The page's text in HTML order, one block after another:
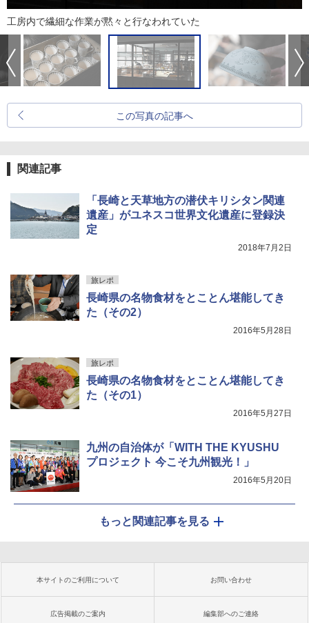
工房内で繊細な作業が黙々と行なわれていた
この写真の記事へ
関連記事
「長崎と天草地方の潜伏キリシタン関連
遺産」がユネスコ世界文化遺産に登録決
定
2018年7月2日
旅レポ
長崎県の名物食材をとことん堪能してき
た（その2）
2016年5月28日
旅レポ
長崎県の名物食材をとことん堪能してき
た（その1）
2016年5月27日
九州の自治体が「WITH THE KYUSHU
プロジェクト 今こそ九州観光！」
2016年5月20日
もっと関連記事を見る
本サイトのご利用について お問い合わせ
広告掲載のご案内 編集部へのご連絡